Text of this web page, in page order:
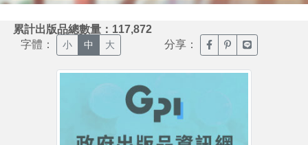
累計出版品總數量：117,872
字體： 小 中 大 分享： 臉書分享(另開新視窗)
噗浪分享(另開新
Line分享(另